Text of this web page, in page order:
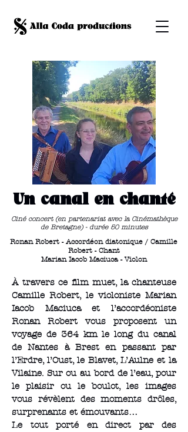
Un canal en chanté
Ciné concert (en partenariat avec la Cinémathèque
de Bretagne) - durée 50 minutes
Ronan Robert - Accordéon diatonique / Camille
Robert - Chant
Marian Iacob Maciuca - Violon
À travers ce film muet, la chanteuse
Camille Robert, le violoniste Marian
Iacob Maciuca et l’accordéoniste
Ronan Robert vous proposent un
voyage de 364 km le long du canal
de Nantes à Brest en passant par
l’Erdre, l’Oust, le Blavet, L’Aulne et la
Vilaine. Sur ou au bord de l’eau, pour
le plaisir ou le boulot, les images
vous révèlent des moments drôles,
surprenants et émouvants…
Le tout porté en direct par des